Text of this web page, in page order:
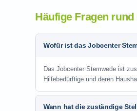
Häufige Fragen
Wofür ist das Jobcenter
Das Jobcenter Stemwede ist
Hilfebedürftige und deren
Wann hat die zuständige